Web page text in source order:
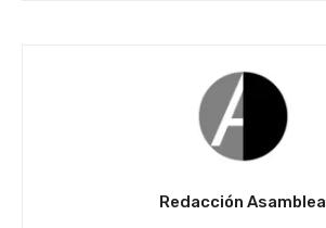
Redacción Asamblea